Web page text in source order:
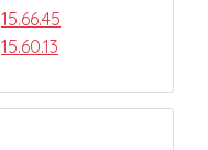
15.66.45
15.60.13